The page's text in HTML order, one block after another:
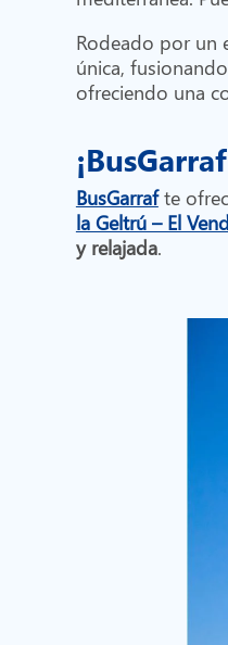
Rodeado por un
única,
ofreciendo una
BusGarrafte
la Geltrú – El
y relajada.